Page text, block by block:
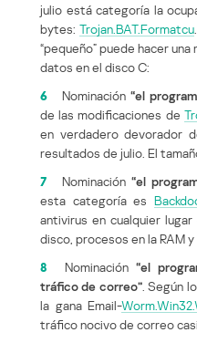
julio está categoría la
bytes:Trojan.BAT.Formatcu
“pequeño” puede hacer
datos en el disco C:
6
Nominación“el
de las modificaciones de
en verdadero devorador
resultados de julio. El
7
Nominación “el
esta categoría es
antivirus en cualquier
disco, procesos en la RAM
8
Nominación “el
tráfico de correo”. Según
la gana Email-
tráfico nocivo de correo casi